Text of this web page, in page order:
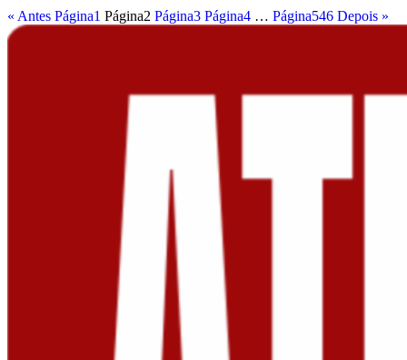
« Antes Página1 Página2 Página3 Página4 … Página546 Depois »